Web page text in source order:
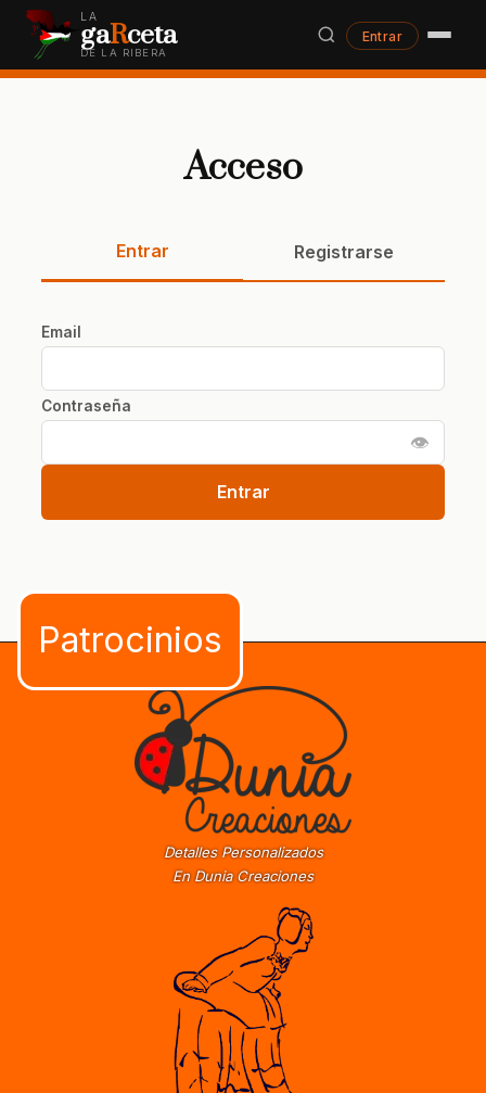
LA
gaRceta
DE LA RIBERA
Entrar
Acceso
Entrar Registrarse
Email
Contraseña
👁
Entrar
Detalles Personalizados
En Dunia Creaciones